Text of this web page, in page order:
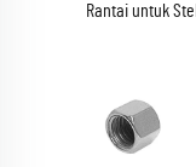
Rantai untuk